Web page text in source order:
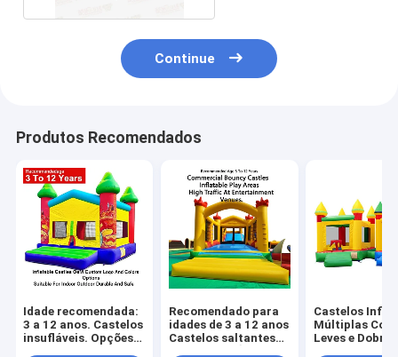
Continue
Produtos Recomendados
Idade recomendada:
3 a 12 anos. Castelos
insufláveis. Opções
Recomendado para
idades de 3 a 12 anos
Castelos saltantes
Castelos
Múltiplas
Leves e